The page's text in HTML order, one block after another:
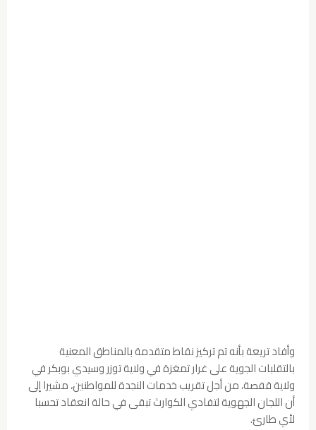
وأفاد تريعة بأنه تم تركيز نقاط متقدمة بالمناطق المعنية
بالتقلبات الجوية على غرار تمغزة في ولاية توزر وسيدي بوبكر في
ولاية قفصة، من أجل تقريب خدمات النجدة للمواطنين، مشيرا إلى
أن اللجان الجهوية لتفادي الكوارث تبقى في حالة انعقاد تحسبا
لأي طارئ.